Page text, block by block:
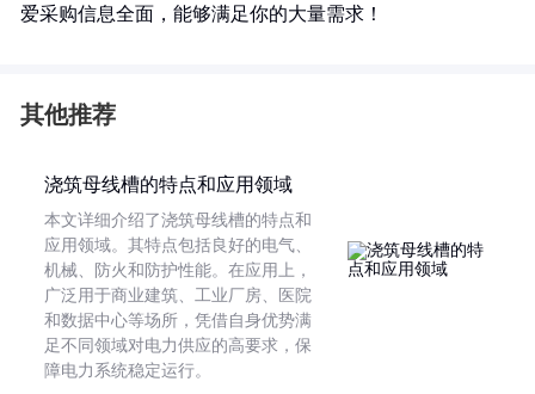
爱采购信息全面，能够满足你的大量需求！
其他推荐
浇筑母线槽的特点和应用领域
本文详细介绍了浇筑母线槽的特点和
应用领域。其特点包括良好的电气、
机械、防火和防护性能。在应用上，
广泛用于商业建筑、工业厂房、医院
和数据中心等场所，凭借自身优势满
足不同领域对电力供应的高要求，保
障电力系统稳定运行。